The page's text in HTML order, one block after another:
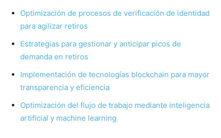
Optimización de procesos de verificación de identidad
para agilizar retiros
Estrategias para gestionar y anticipar picos de
demanda en retiros
Implementación de tecnologías blockchain para mayor
transparencia y eficiencia
Optimización del flujo de trabajo mediante inteligencia
artificial y machine learning